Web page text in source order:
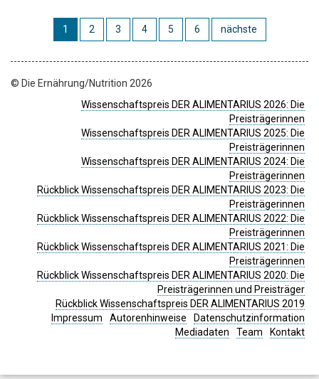
1 2 3 4 5 6 nächste
© Die Ernährung/Nutrition 2026
Wissenschaftspreis DER ALIMENTARIUS 2026: Die
Preisträgerinnen
Wissenschaftspreis DER ALIMENTARIUS 2025: Die
Preisträgerinnen
Wissenschaftspreis DER ALIMENTARIUS 2024: Die
Preisträgerinnen
Rückblick Wissenschaftspreis DER ALIMENTARIUS 2023: Die
Preisträgerinnen
Rückblick Wissenschaftspreis DER ALIMENTARIUS 2022: Die
Preisträgerinnen
Rückblick Wissenschaftspreis DER ALIMENTARIUS 2021: Die
Preisträgerinnen
Rückblick Wissenschaftspreis DER ALIMENTARIUS 2020: Die
Preisträgerinnen und Preisträger
Rückblick Wissenschaftspreis DER ALIMENTARIUS 2019
Impressum
Autorenhinweise
Datenschutzinformation
Mediadaten
Team Kontakt